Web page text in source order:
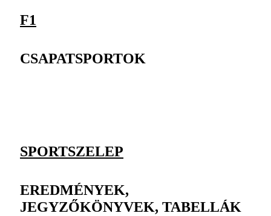
F1
CSAPATSPORTOK
SPORTSZELEP
EREDMÉNYEK,
JEGYZŐKÖNYVEK, TABELLÁK